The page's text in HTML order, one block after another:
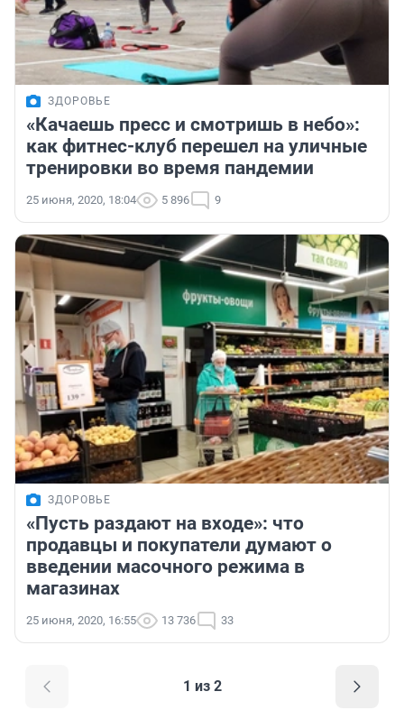
ЗДОРОВЬЕ
«Качаешь пресс и смотришь в небо»:
как фитнес-клуб перешел на уличные
тренировки во время пандемии
25 июня, 2020, 18:04 5 896 9
ЗДОРОВЬЕ
«Пусть раздают на входе»: что
продавцы и покупатели думают о
введении масочного режима в
магазинах
25 июня, 2020, 16:55 13 736 33
1 из 2